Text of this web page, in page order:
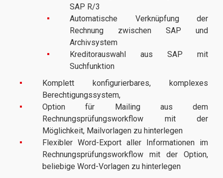
SAP R/3
Automatische Verknüpfung der
Rechnung zwischen SAP und
Archivsystem
Kreditorauswahl aus SAP mit
Suchfunktion
Komplett konfigurierbares, komplexes
Berechtigungssystem,
Option für Mailing aus dem
Rechnungsprüfungsworkflow mit der
Möglichkeit, Mailvorlagen zu hinterlegen
Flexibler Word-Export aller Informationen im
Rechnungsprüfungsworkflow mit der Option,
beliebige Word-Vorlagen zu hinterlegen